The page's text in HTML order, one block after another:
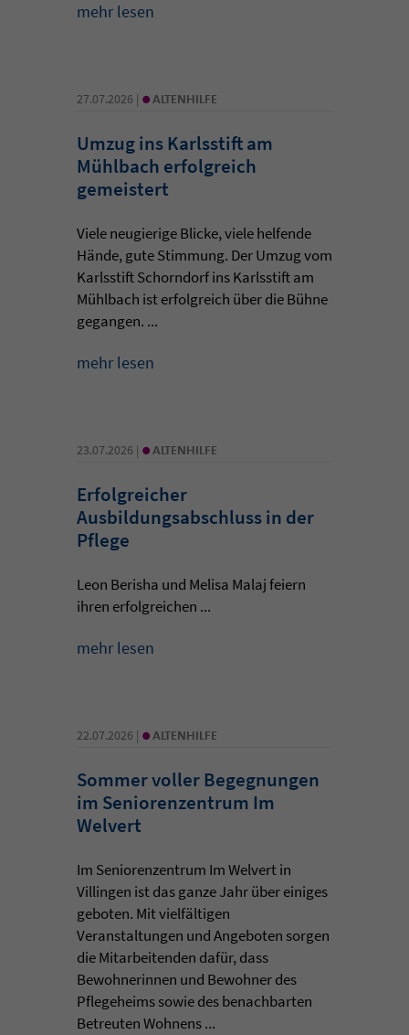
mehr lesen
27.07.2026 | •ALTENHILFE
Umzug ins Karlsstift am
Mühlbach erfolgreich
gemeistert
Viele neugierige Blicke, viele helfende
Hände, gute Stimmung. Der Umzug vom
Karlsstift Schorndorf ins Karlsstift am
Mühlbach ist erfolgreich über die Bühne
gegangen. ...
mehr lesen
23.07.2026 | •ALTENHILFE
Erfolgreicher
Ausbildungsabschluss in der
Pflege
Leon Berisha und Melisa Malaj feiern
ihren erfolgreichen ...
mehr lesen
22.07.2026 | •ALTENHILFE
Sommer voller Begegnungen
im Seniorenzentrum Im
Welvert
Im Seniorenzentrum Im Welvert in
Villingen ist das ganze Jahr über einiges
geboten. Mit vielfältigen
Veranstaltungen und Angeboten sorgen
die Mitarbeitenden dafür, dass
Bewohnerinnen und Bewohner des
Pflegeheims sowie des benachbarten
Betreuten Wohnens ...